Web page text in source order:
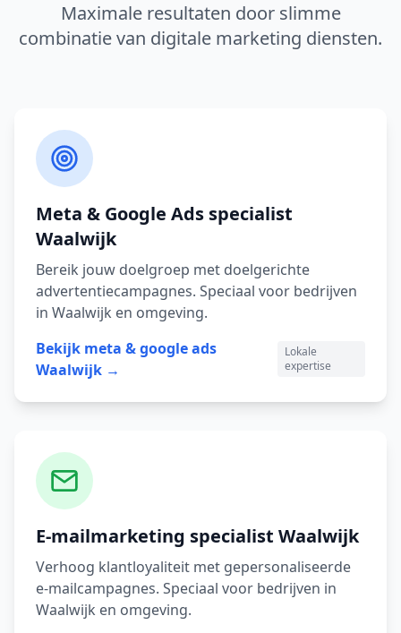
Maximale resultaten door slimme
combinatie van digitale marketing diensten.
Meta & Google Ads specialist
Waalwijk
Bereik jouw doelgroep met doelgerichte
advertentiecampagnes. Speciaal voor bedrijven
in Waalwijk en omgeving.
Bekijk meta & google ads
Waalwijk →
Lokale
expertise
E-mailmarketing specialist Waalwijk
Verhoog klantloyaliteit met gepersonaliseerde
e-mailcampagnes. Speciaal voor bedrijven in
Waalwijk en omgeving.